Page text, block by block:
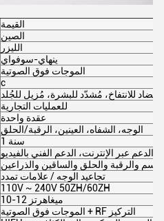
القيمة
الصين
الليزر
ينهاي-سوفواي
الموجات فوق الصوتية
c
مضاد للانتفاخ، مُشدّد للبشرة، مُزيل للجُلد
للعمليات التجارية
عقدة واحدة
الوجه، الشفاه، العينين، الرقبة/الحلق
1 سنة
الدعم عبر الإنترنت، الدعم الفني بالفيديو
والرقبة والحلق والساقين والذراعين
تجاعيد الوجه / علامات تمدد
110V ~ 240V 50ZH/60ZH
10-12 ميغاهرتز
الموجات فوق الصوتية + RF التركيز